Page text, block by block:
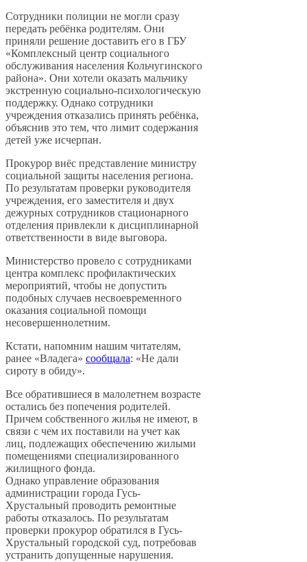
Сотрудники полиции не могли сразу
передать ребёнка родителям. Они
приняли решение доставить его в ГБУ
«Комплексный центр социального
обслуживания населения Кольчугинского
района». Они хотели оказать мальчику
экстренную социально-психологическую
поддержку. Однако сотрудники
учреждения отказались принять ребёнка,
объяснив это тем, что лимит содержания
детей уже исчерпан.
Прокурор внёс представление министру
социальной защиты населения региона.
По результатам проверки руководителя
учреждения, его заместителя и двух
дежурных сотрудников стационарного
отделения привлекли к дисциплинарной
ответственности в виде выговора.
Министерство провело с сотрудниками
центра комплекс профилактических
мероприятий, чтобы не допустить
подобных случаев несвоевременного
оказания социальной помощи
несовершеннолетним.
Кстати, напомним нашим читателям,
ранее «Владега» сообщала: «Не дали
сироту в обиду».
Все обратившиеся в малолетнем возрасте
остались без попечения родителей.
Причем собственного жилья не имеют, в
связи с чем их поставили на учет как
лиц, подлежащих обеспечению жилыми
помещениями специализированного
жилищного фонда.
Однако управление образования
администрации города Гусь-
Хрустальный проводить ремонтные
работы отказалось. По результатам
проверки прокурор обратился в Гусь-
Хрустальный городской суд, потребовав
устранить допущенные нарушения.